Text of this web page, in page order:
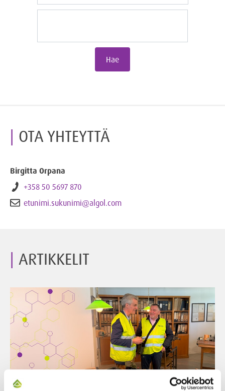
Hae
OTA YHTEYTTÄ
Birgitta Orpana
+358 50 5697 870
etunimi.sukunimi@algol.com
ARTIKKELIT
Artikkeli